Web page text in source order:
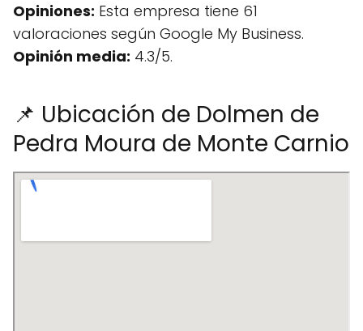
Opiniones: Esta empresa tiene 61
valoraciones según Google My Business.
Opinión media: 4.3/5.
📌 Ubicación de Dolmen de
Pedra Moura de Monte Carnio